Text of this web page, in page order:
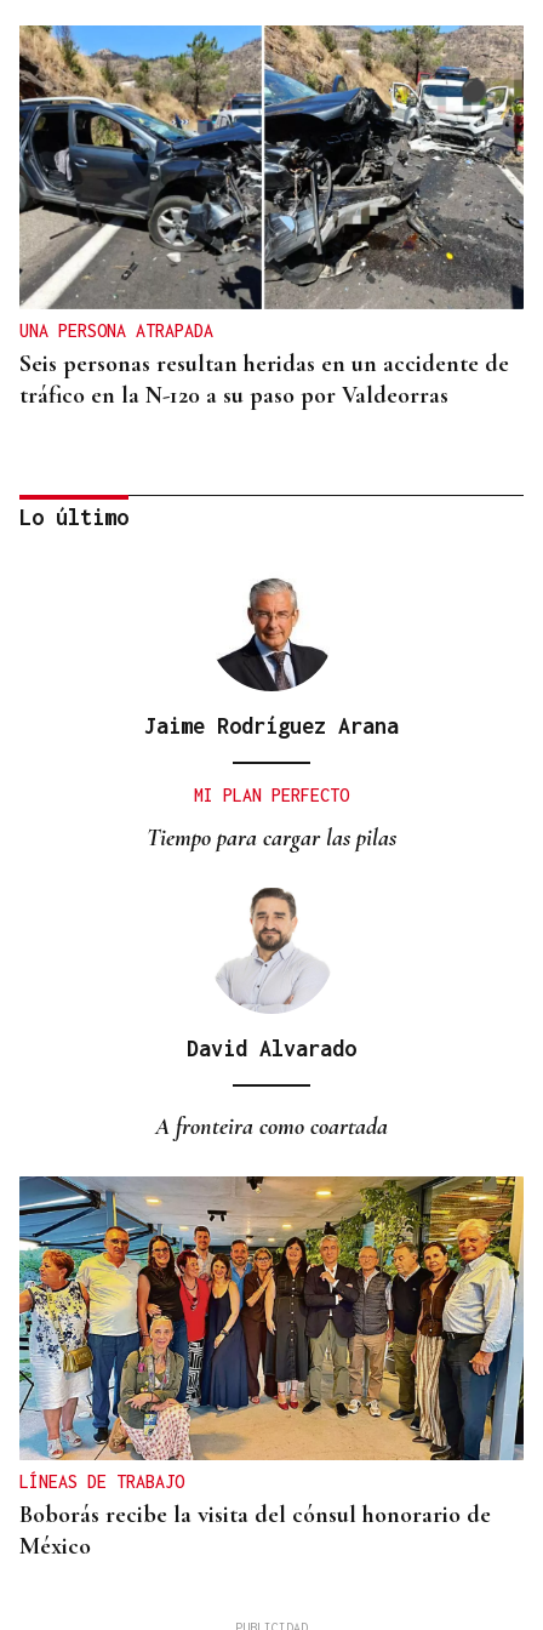
UNA PERSONA ATRAPADA
Seis personas resultan heridas en un accidente de
tráfico en la N-120 a su paso por Valdeorras
La comarca de Valdeorras recupera el bus directo
Lo último
Jaime Rodríguez Arana
MI PLAN PERFECTO
Tiempo para cargar las pilas
David Alvarado
A fronteira como coartada
LÍNEAS DE TRABAJO
Boborás recibe la visita del cónsul honorario de
México